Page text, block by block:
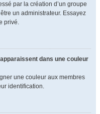
par la création d’un groupe
un administrateur. Essayez
privé.
dans une couleur
une couleur aux membres
identification.